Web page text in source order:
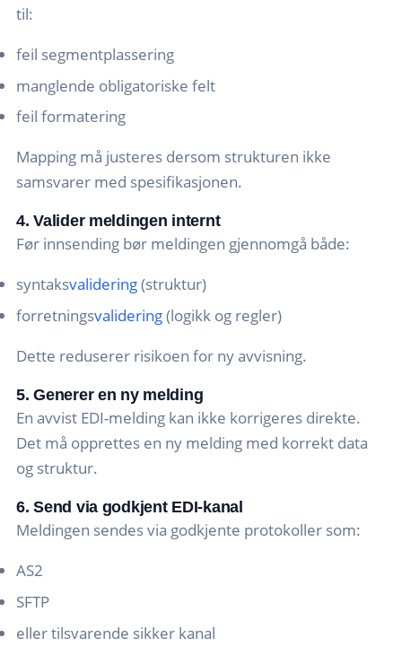
til:
feil segmentplassering
manglende obligatoriske felt
feil formatering
Mapping må justeres dersom strukturen ikke
samsvarer med spesifikasjonen.
4. Valider meldingen internt
Før innsending bør meldingen gjennomgå både:
syntaksvalidering(struktur)
forretningsvalidering(logikk og regler)
Dette reduserer risikoen for ny avvisning.
5. Generer en ny melding
En avvist EDI-melding kan ikke korrigeres direkte.
Det må opprettes en ny melding med korrekt data
og struktur.
6. Send via godkjent EDI-kanal
Meldingen sendes via godkjente protokoller som:
AS2
SFTP
eller tilsvarende sikker kanal